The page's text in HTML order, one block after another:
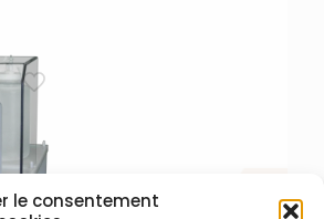
le consentement